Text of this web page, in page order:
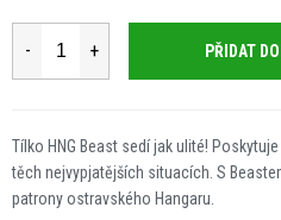
PŘIDAT
Tílko HNG Beast sedí jak ulité!
těch nejvypjatějších situacích. S
patrony ostravského Hangaru.